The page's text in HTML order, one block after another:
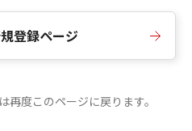
登録ページ
再度このページに戻ります。